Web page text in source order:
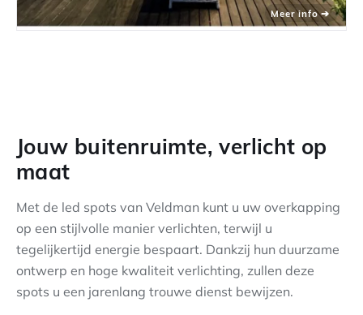
Jouw buitenruimte, verlicht op
maat
Met de led spots van Veldman kunt u uw overkapping
op een stijlvolle manier verlichten, terwijl u
tegelijkertijd energie bespaart. Dankzij hun duurzame
ontwerp en hoge kwaliteit verlichting, zullen deze
spots u een jarenlang trouwe dienst bewijzen.